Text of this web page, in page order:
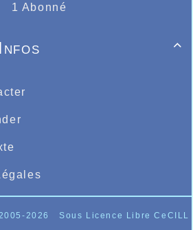
1 Abonné

2026 Sous Licence Libre CeCILL